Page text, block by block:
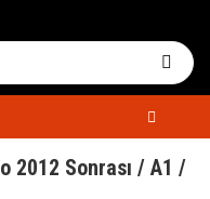
2012 Sonrası / A1 /